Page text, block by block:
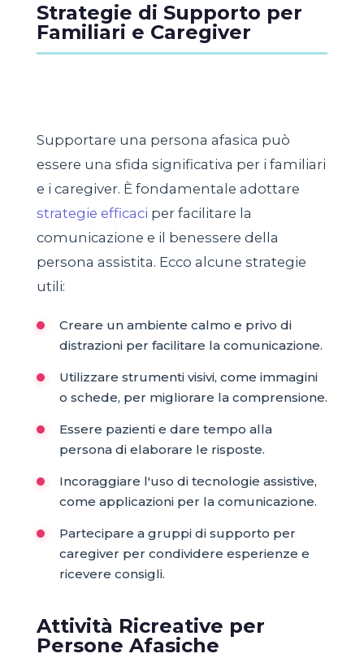
Strategie di Supporto per
Familiari e Caregiver
Supportare una persona afasica può
essere una sfida significativa per i familiari
e i caregiver. È fondamentale adottare
strategie efficaci per facilitare la
comunicazione e il benessere della
persona assistita. Ecco alcune strategie
utili:
Creare un ambiente calmo e privo di
distrazioni per facilitare la comunicazione.
Utilizzare strumenti visivi, come immagini
o schede, per migliorare la comprensione.
Essere pazienti e dare tempo alla
persona di elaborare le risposte.
Incoraggiare l'uso di tecnologie assistive,
come applicazioni per la comunicazione.
Partecipare a gruppi di supporto per
caregiver per condividere esperienze e
ricevere consigli.
Attività Ricreative per
Persone Afasiche